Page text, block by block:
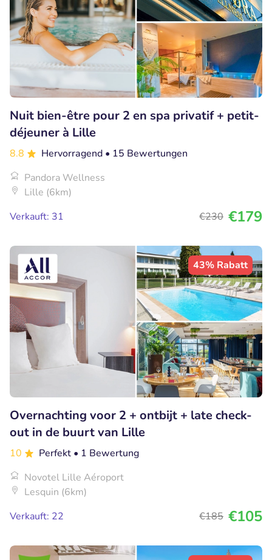
Nuit bien-être pour 2 en spa privatif + petit-
déjeuner à Lille
8.8 Hervorragend • 15 Bewertungen
Pandora Wellness
Lille (6km)
Verkauft: 31
€230 €179
43% Rabatt
Overnachting voor 2 + ontbijt + late check-
out in de buurt van Lille
10 Perfekt • 1 Bewertung
Novotel Lille Aéroport
Lesquin (6km)
Verkauft: 22
€185 €105